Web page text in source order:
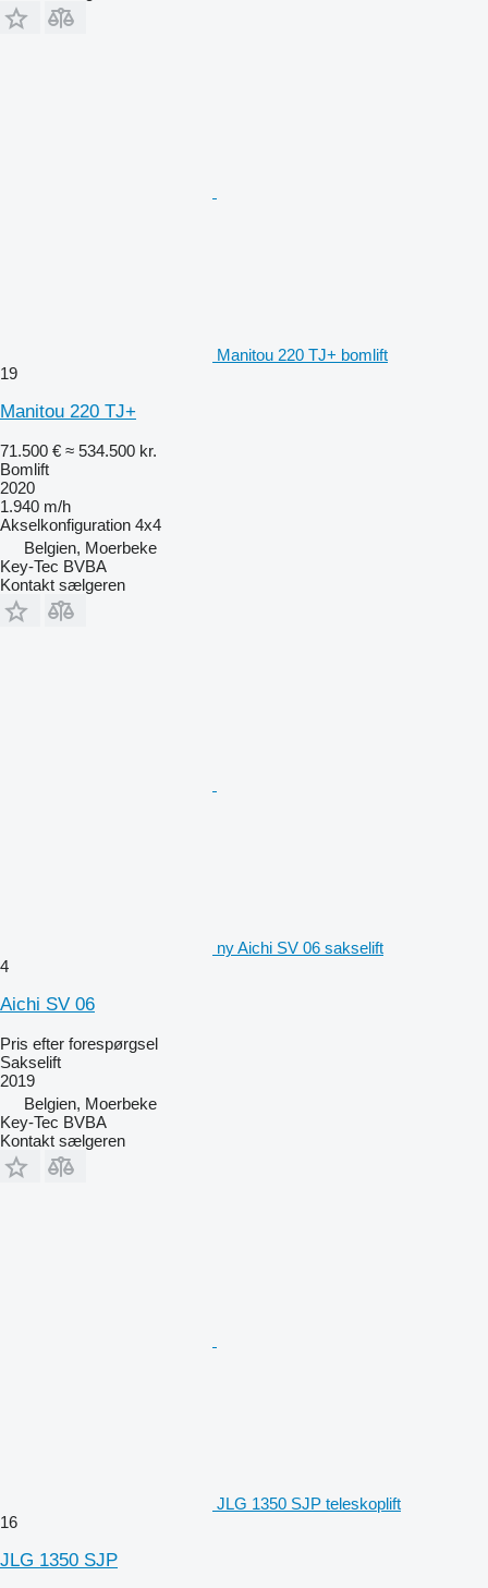
Manitou 220 TJ+ bomlift
19
Manitou 220 TJ+
71.500 € ≈ 534.500 kr.
Bomlift
2020
1.940 m/h
Akselkonfiguration 4x4
Belgien, Moerbeke
Key-Tec BVBA
Kontakt sælgeren
ny Aichi SV 06 sakselift
4
Aichi SV 06
Pris efter forespørgsel
Sakselift
2019
Belgien, Moerbeke
Key-Tec BVBA
Kontakt sælgeren
JLG 1350 SJP teleskoplift
16
JLG 1350 SJP